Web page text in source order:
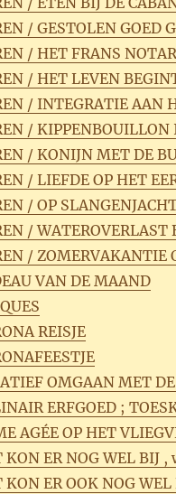
/ GESTOLEN GOED
/ HET FRANS
/ HET LEVEN
/ INTEGRATIE AAN
/ KIPPENBOUILLON
/ KONIJN MET DE
/ LIEFDE OP HET
/ OP
/ WATEROVERLAST
/ ZOMERVAKANTIE
VAN DE MAAND
REISJE
OMGAAN MET
ERFGOED ;
AGÉE OP HET
KON ER NOG WEL BIJ
ER OOK NOG